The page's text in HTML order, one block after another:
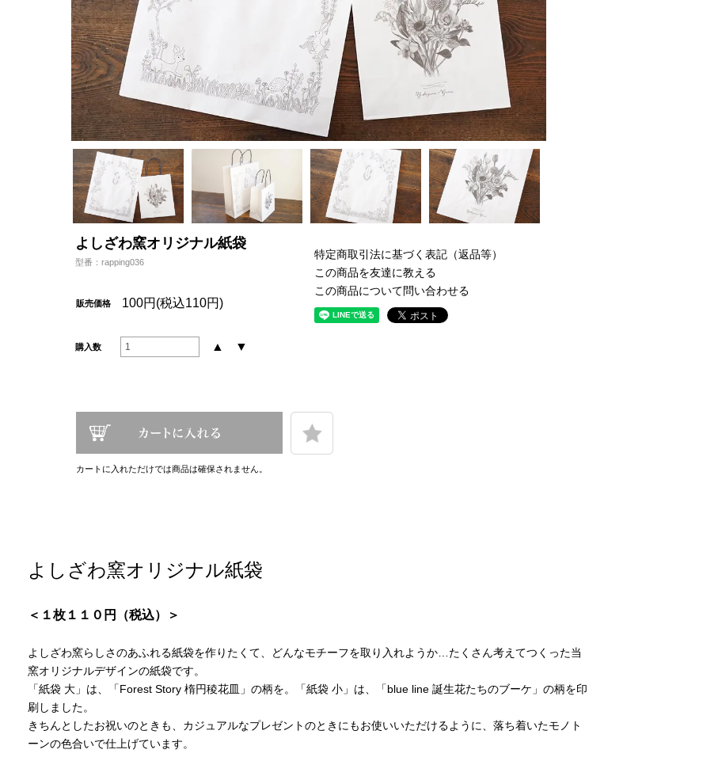
よしざわ窯オリジナル紙袋
型番：rapping036
販売価格 100円(税込110円)
購入数 ▲ ▼
カートに入れただけでは商品は確保されません。
特定商取引法に基づく表記（返品等）
この商品を友達に教える
この商品について問い合わせる
よしざわ窯オリジナル紙袋
＜１枚１１０円（税込）＞
よしざわ窯らしさのあふれる紙袋を作りたくて、どんなモチーフを取り入れようか…たくさん考えてつくった当
窯オリジナルデザインの紙袋です。
「紙袋 大」は、「Forest Story 楕円稜花皿」の柄を。「紙袋 小」は、「blue line 誕生花たちのブーケ」の柄を印
刷しました。
きちんとしたお祝いのときも、カジュアルなプレゼントのときにもお使いいただけるように、落ち着いたモノト
ーンの色合いで仕上げています。